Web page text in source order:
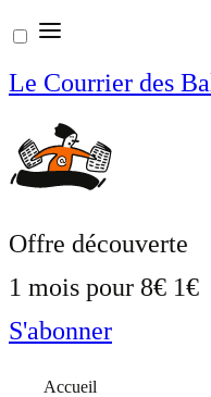
Aller
au
contenu
Le Courrier des
Offre découverte
1 mois pour 8€ 1€
S'abonner
Accueil